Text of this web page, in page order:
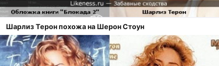
Шарлиз Терон похожа на Шерон Стоун